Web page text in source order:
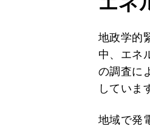
地政学的
中、エネ
の調査に
していま
地域で発